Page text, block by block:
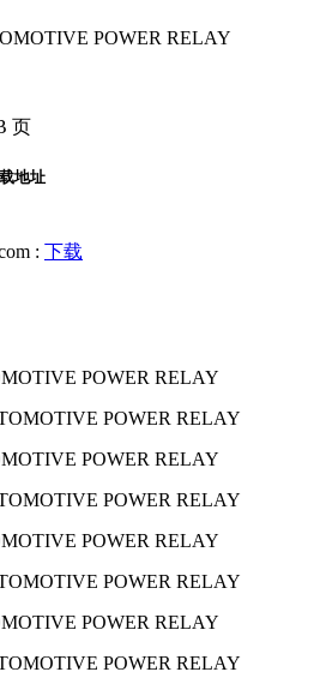
POWER RELAY
页
地址
: 下载
POWER RELAY
POWER RELAY
POWER RELAY
POWER RELAY
POWER RELAY
POWER RELAY
POWER RELAY
POWER RELAY